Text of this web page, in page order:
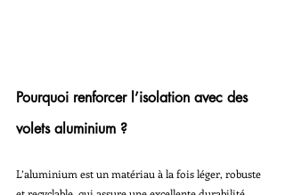
Pourquoi renforcer l’isolation avec des
volets aluminium ?
L’aluminium est un matériau à la fois léger, robuste